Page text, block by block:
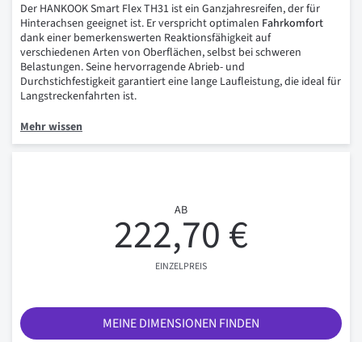
Der HANKOOK Smart Flex TH31 ist ein Ganzjahresreifen, der für
Hinterachsen geeignet ist. Er verspricht optimalen Fahrkomfort
dank einer bemerkenswerten Reaktionsfähigkeit auf
verschiedenen Arten von Oberflächen, selbst bei schweren
Belastungen. Seine hervorragende Abrieb- und
Durchstichfestigkeit garantiert eine lange Laufleistung, die ideal für
Langstreckenfahrten ist.
Mehr wissen
AB
222,70 €
EINZELPREIS
MEINE DIMENSIONEN FINDEN